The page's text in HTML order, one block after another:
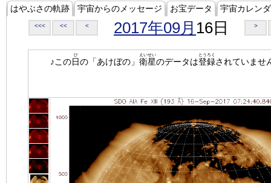
はやぶさの軌跡 宇宙からのメッセージ お宝データ 宇宙カレン
<<< << < 2017年09月 16日 >
♪この日
ひ
の「あけぼの」 衛星
えいせい
のデータは登録
とうろく
されていませ